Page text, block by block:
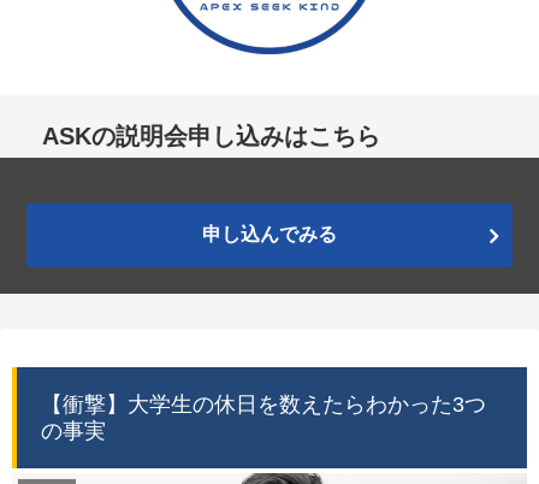
ASKの説明会申し込みはこちら
申し込んでみる
【衝撃】大学生の休日を数えたらわかった3つ
の事実